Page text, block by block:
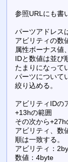
参照URLにも書
パーツアドレス
アビリティの数
属性ボーナス値
IDと数値は並び
たまりになって
パーツについて
絞り込める。
アビリティIDの
+13hの範囲
その次から+27h
アビリティ、数
順は一致する。
アビリティ：
数値：4byte